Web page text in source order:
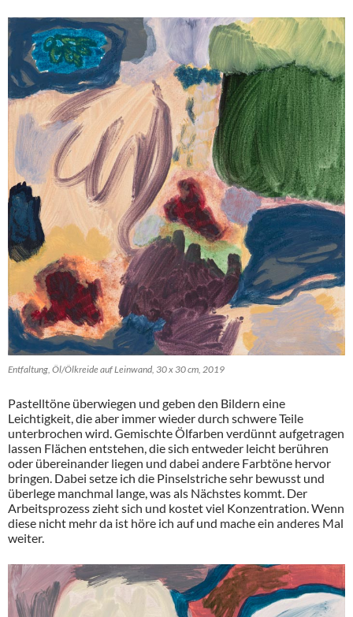
Entfaltung, Öl/Ölkreide auf Leinwand, 30 x 30 cm, 2019
Pastelltöne überwiegen und geben den Bildern eine
Leichtigkeit, die aber immer wieder durch schwere Teile
unterbrochen wird. Gemischte Ölfarben verdünnt aufgetragen
lassen Flächen entstehen, die sich entweder leicht berühren
oder übereinander liegen und dabei andere Farbtöne hervor
bringen. Dabei setze ich die Pinselstriche sehr bewusst und
überlege manchmal lange, was als Nächstes kommt. Der
Arbeitsprozess zieht sich und kostet viel Konzentration. Wenn
diese nicht mehr da ist höre ich auf und mache ein anderes Mal
weiter.